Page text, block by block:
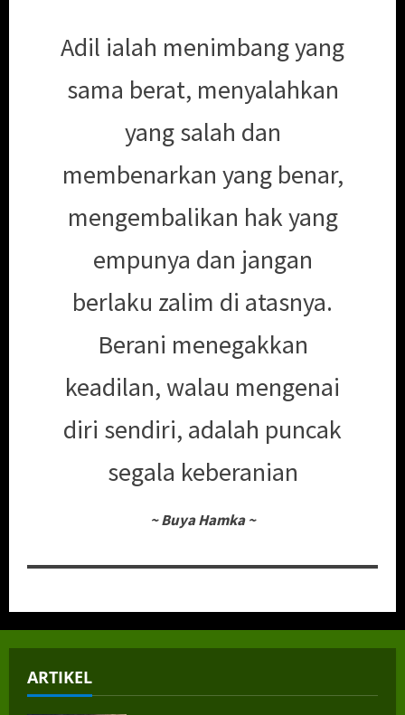
Adil ialah menimbang yang
sama berat, menyalahkan
yang salah dan
membenarkan yang benar,
mengembalikan hak yang
empunya dan jangan
berlaku zalim di atasnya.
Berani menegakkan
keadilan, walau mengenai
diri sendiri, adalah puncak
segala keberanian
~ Buya Hamka ~
ARTIKEL